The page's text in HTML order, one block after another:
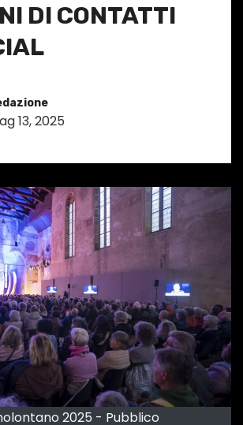
DI CONTATTI
13, 2025
2025 - Pubblico